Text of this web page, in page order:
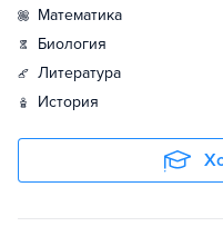
математика
биология
литература
история